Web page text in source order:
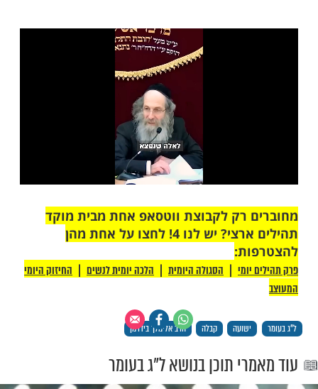
עוד תוכן חדש ומפתיע! התחברו לכל
שלנו בתהיליםבלחיצה כאן >>>​